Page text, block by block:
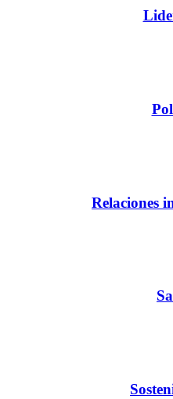
Relaciones